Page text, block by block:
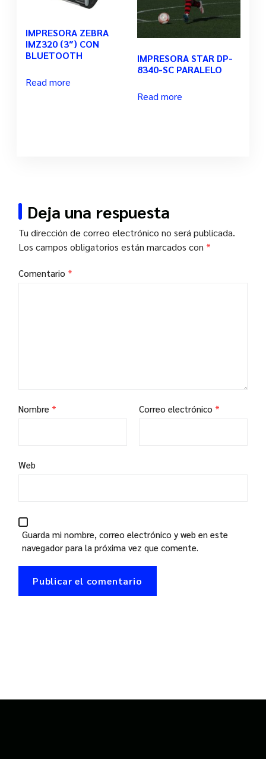
IMPRESORA ZEBRA
IMZ320 (3″) CON
BLUETOOTH
Read more
IMPRESORA STAR DP-
8340-SC PARALELO
Read more
Deja una respuesta
Tu dirección de correo electrónico no será publicada.
Los campos obligatorios están marcados con *
Comentario *
Nombre * Correo electrónico *
Web
Guarda mi nombre, correo electrónico y web en este
navegador para la próxima vez que comente.